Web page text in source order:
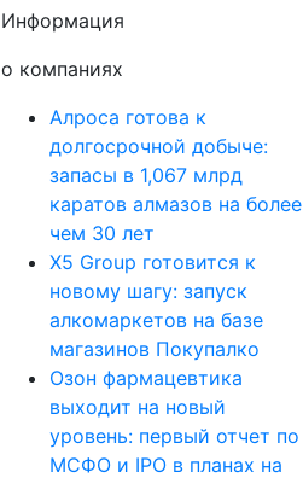
Информация
о компаниях
Алроса готова к
долгосрочной добыче:
запасы в 1,067 млрд
каратов алмазов на более
чем 30 лет
X5 Group готовится к
новому шагу: запуск
алкомаркетов на базе
магазинов Покупалко
Озон фармацевтика
выходит на новый
уровень: первый отчет по
МСФО и IPO в планах на